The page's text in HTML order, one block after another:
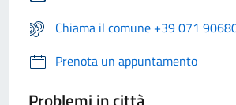
Chiama il comune +39 071
Prenota un appuntamento